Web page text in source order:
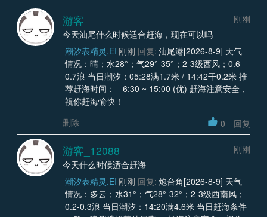
游客
刚刚
今天汕尾什么时候适合赶海，现在可以吗
潮汐表精灵.EI 刚刚 回复: 汕尾港[2026-8-9] 天气
情况：晴；水28°；气29°-35°；2-3级西风；0.6-
0.7浪 当日潮汐：05:28满1.7米 / 14:42干0.2米 推
荐赶海时间： - 6:30 ~ 15:00 (优) 赶海注意安全，
祝你赶海愉快！
删除
0 回复
游客_12088
刚刚
今天什么时候适合赶海
潮汐表精灵.EI 刚刚 回复: 炮台角[2026-8-9] 天气
情况：多云；水31°；气28°-32°；2-3级西南风；
0.2-0.3浪 当日潮汐：14:20满4.6米 当日赶海条件